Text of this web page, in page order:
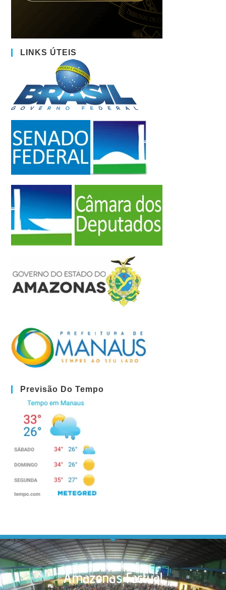
LINKS ÚTEIS
Previsão Do Tempo
Amazonas Factual